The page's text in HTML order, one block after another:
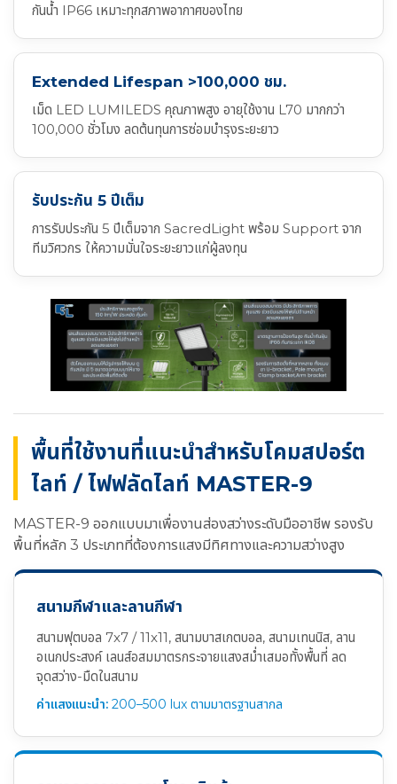
กันน้ำ IP66 เหมาะทุกสภาพอากาศของไทย
Extended Lifespan >100,000 ชม.
เม็ด LED LUMILEDS คุณภาพสูง อายุใช้งาน L70 มากกว่า
100,000 ชั่วโมง ลดต้นทุนการซ่อมบำรุงระยะยาว
รับประกัน 5 ปีเต็ม
การรับประกัน 5 ปีเต็มจาก SacredLight พร้อม Support จาก
ทีมวิศวกร ให้ความมั่นใจระยะยาวแก่ผู้ลงทุน
พื้นที่ใช้งานที่แนะนำสำหรับโคมสปอร์ต
ไลท์ / ไฟฟลัดไลท์ MASTER-9
MASTER-9 ออกแบบมาเพื่องานส่องสว่างระดับมืออาชีพ รองรับ
พื้นที่หลัก 3 ประเภทที่ต้องการแสงมีทิศทางและความสว่างสูง
สนามกีฬาและลานกีฬา
สนามฟุตบอล 7x7 / 11x11, สนามบาสเกตบอล, สนามเทนนิส, ลาน
อเนกประสงค์ เลนส์อสมมาตรกระจายแสงสม่ำเสมอทั้งพื้นที่ ลด
จุดสว่าง-มืดในสนาม
ค่าแสงแนะนำ: 200–500 lux ตามมาตรฐานสากล